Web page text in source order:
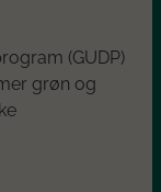
(GUDP)
grøn og